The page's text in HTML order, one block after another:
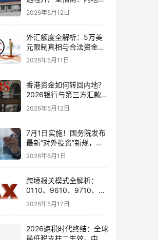
民足不出户办理美股与跨
境账户实操解析
2026年5月12日
外汇额度全解析：5万美
元限制真相与合法资金出
境通道
2026年5月11日
香港资金如何转回内地？
2026银行与第三方汇款全
攻略
2026年5月12日
7月1日实施！国务院发布
最新“对外投资”新规，炒
股、出海、海外资产配置
2026年6月1日
跨境报关模式全解析：
0110、9610、9710、
9810、1039、1210 的区
别与最佳应用场景
2026年5月17日
2026避税时代终结：全球
最低税支柱二生效，中国